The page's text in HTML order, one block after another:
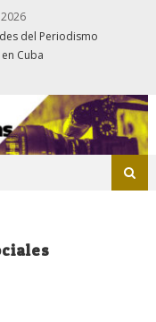
del Periodismo
Cuba